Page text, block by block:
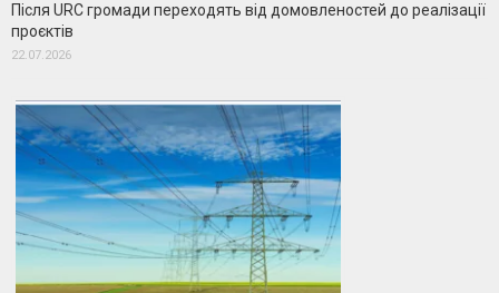
Після URC громади переходять від домовленостей до реалізації
проєктів
22.07.2026